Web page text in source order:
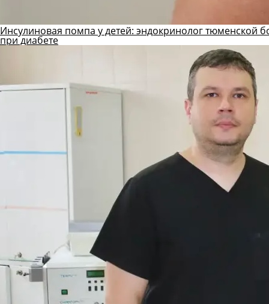
Инсулиновая помпа у детей: эндокринолог тюменской
при диабете